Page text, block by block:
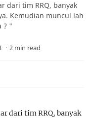
dari tim RRQ, banyak
Kemudian muncul lah
? "
2 min read
dari tim RRQ, banyak